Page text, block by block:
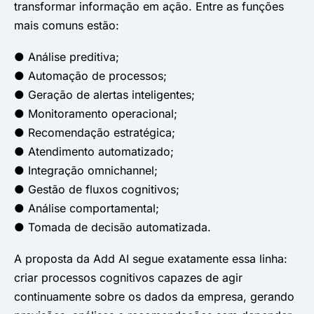
transformar informação em ação. Entre as funções
mais comuns estão:
● Análise preditiva;
● Automação de processos;
● Geração de alertas inteligentes;
● Monitoramento operacional;
● Recomendação estratégica;
● Atendimento automatizado;
● Integração omnichannel;
● Gestão de fluxos cognitivos;
● Análise comportamental;
● Tomada de decisão automatizada.
A proposta da Add AI segue exatamente essa linha:
criar processos cognitivos capazes de agir
continuamente sobre os dados da empresa, gerando